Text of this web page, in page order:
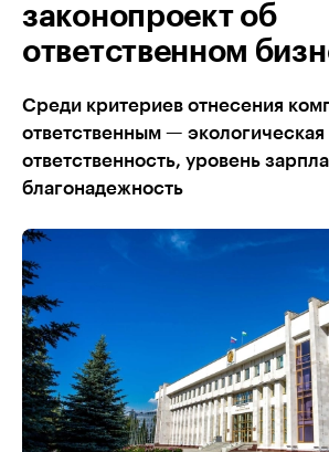
законопроект об
ответственном
Среди критериев отнесения
ответственным — экологическая
ответственность, уровень
благонадежность